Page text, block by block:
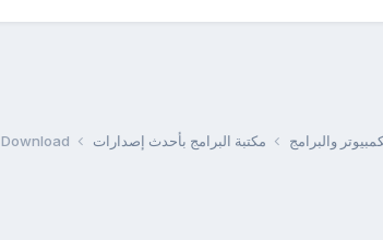
والبرامج مكتبة البرامج بأحدث إصدارات Download - تحميل برنامج Winamp 5 Lite 5.55 Build 2353 Beta / 5.541 Build 2189 (Adware)